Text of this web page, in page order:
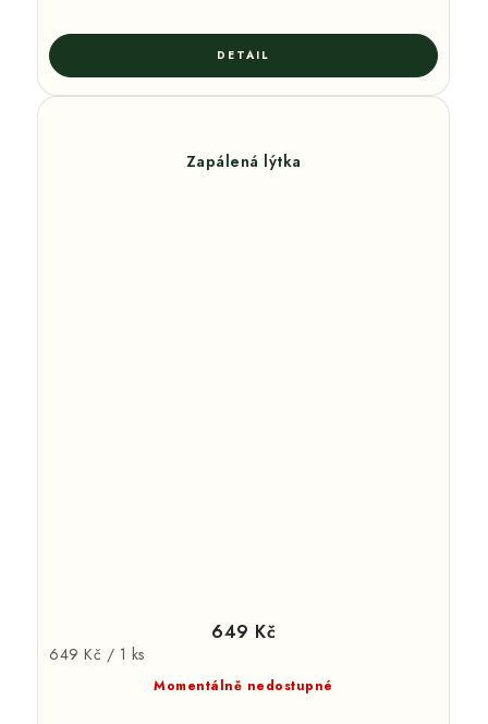
Zapálená lýtka
Momentálně nedostupné
649 Kč
Měrná
649 Kč / 1 ks